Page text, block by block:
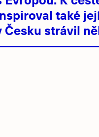
také
Česku strávil